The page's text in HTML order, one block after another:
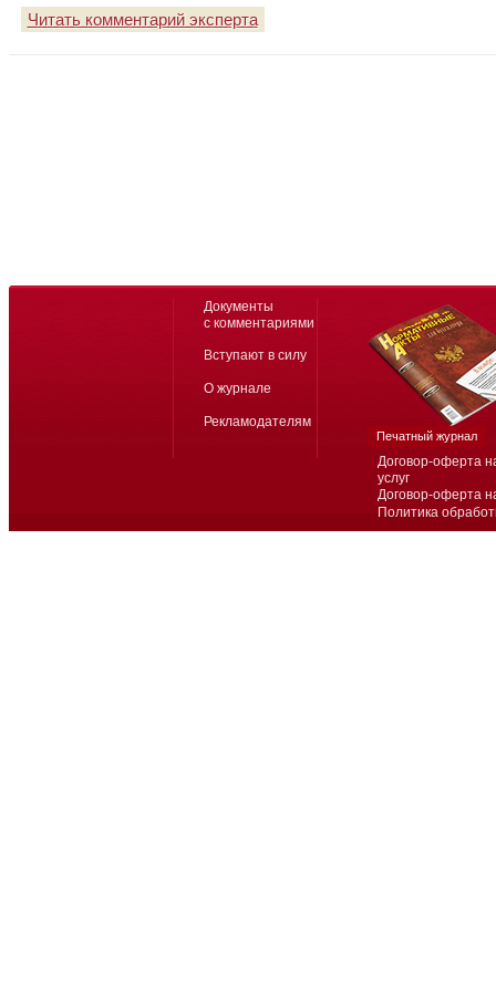
Читать комментарий эксперта
Договор-оферта
услуг
Договор-оферта
Политика
Документы
с комментариями
Вступают в силу
О журнале
Рекламодателям
Печатный журнал